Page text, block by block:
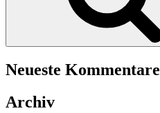
Neueste Kommentare
Archiv